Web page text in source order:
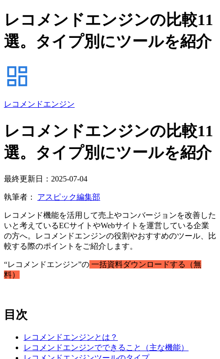
レコメンドエンジンの比較11
選。タイプ別にツールを紹介
レコメンドエンジン
レコメンドエンジンの比較11
選。タイプ別にツールを紹介
最終更新日：2025-07-04
執筆者： アスピック編集部
レコメンド機能を活用して売上やコンバージョンを改善した
いと考えているECサイトやWebサイトを運営している企業
の方へ。レコメンドエンジンの役割やおすすめのツール、比
較する際のポイントをご紹介します。
“レコメンドエンジン”の 一括資料ダウンロードする（無
料）
目次
レコメンドエンジンとは？
レコメンドエンジンでできること（主な機能）